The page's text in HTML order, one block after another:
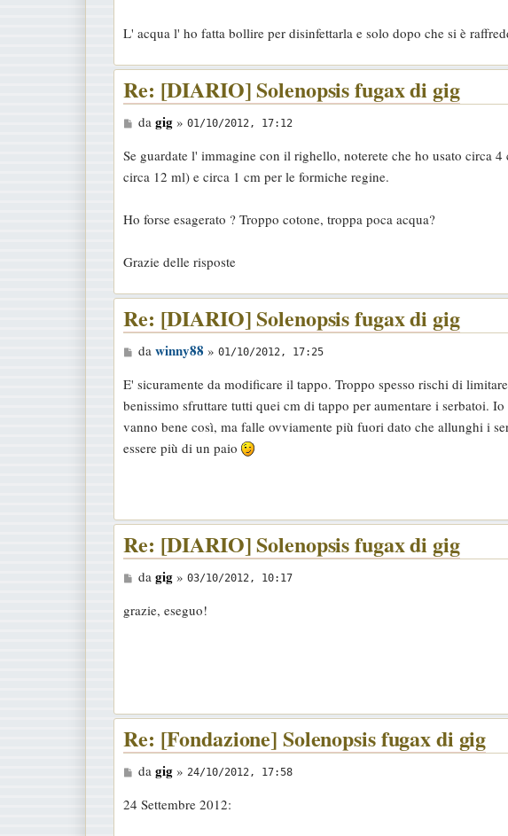
L' acqua l' ho fatta bollire per disinfettarla e solo dopo che si è
Re: [DIARIO] Solenopsis fugax di gig
M
s
s
g
i
o
da gig» 01/10/2012, 17:12
Se guardate l' immagine con il righello, noterete che ho usato circa
circa 12 ml) e circa 1 cm per le formiche regine.
Ho forse esagerato ? Troppo cotone, troppa poca acqua?
Grazie delle risposte
Re: [DIARIO] Solenopsis fugax di gig
M
s
s
a
g
o
da winny88 » 01/10/2012, 17:25
E' sicuramente da modificare il tappo. Troppo spesso rischi di
benissimo sfruttare tutti quei cm di tappo per aumentare i serbatoi.
vanno bene così, ma falle ovviamente più fuori dato che allunghi i
essere più di un paio
Re: [DIARIO] Solenopsis fugax di gig
M
s
i
o
da gig» 03/10/2012, 10:17
grazie, eseguo!
Re: [Fondazione] Solenopsis fugax di gig
M
s
da gig» 24/10/2012, 17:58
24 Settembre 2012: